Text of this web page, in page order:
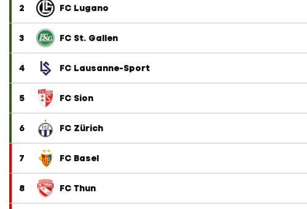
2 FC Lugano
3 FC St. Gallen
4 FC Lausanne-Sport
5 FC Sion
6 FC Zürich
7 FC Basel
8 FC Thun